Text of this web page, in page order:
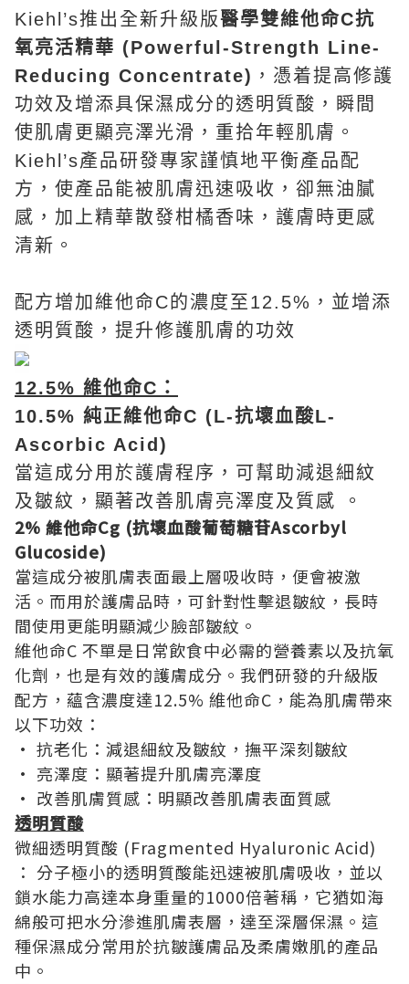
Kiehl’s推出全新升級版醫學雙維他命C抗
氧亮活精華 (Powerful-Strength Line-
Reducing Concentrate) ，憑着提高修護
功效及增添具保濕成分的透明質酸，瞬間
使肌膚更顯亮澤光滑，重拾年輕肌膚。
Kiehl’s產品研發專家謹慎地平衡產品配
方，使產品能被肌膚迅速吸收，卻無油膩
感，加上精華散發柑橘香味，護膚時更感
清新。
配方增加維他命C的濃度至12.5%，並增添
透明質酸，提升修護肌膚的功效
12.5% 維他命C：
10.5% 純正維他命C (L-抗壞血酸L-
Ascorbic Acid)
當這成分用於護膚程序，可幫助減退細紋
及皺紋，顯著改善肌膚亮澤度及質感 。
2% 維他命Cg (抗壞血酸葡萄糖苷Ascorbyl
Glucoside)
當這成分被肌膚表面最上層吸收時，便會被激
活。而用於護膚品時，可針對性擊退皺紋，長時
間使用更能明顯減少臉部皺紋。
維他命C 不單是日常飲食中必需的營養素以及抗氧
化劑，也是有效的護膚成分。我們研發的升級版
配方，蘊含濃度達12.5% 維他命C，能為肌膚帶來
以下功效：
• 抗老化：減退細紋及皺紋，撫平深刻皺紋
• 亮澤度：顯著提升肌膚亮澤度
• 改善肌膚質感：明顯改善肌膚表面質感
透明質酸
微細透明質酸 (Fragmented Hyaluronic Acid)
： 分子極小的透明質酸能迅速被肌膚吸收，並以
鎖水能力高達本身重量的1000倍著稱，它猶如海
綿般可把水分滲進肌膚表層，達至深層保濕。這
種保濕成分常用於抗皺護膚品及柔膚嫩肌的產品
中。